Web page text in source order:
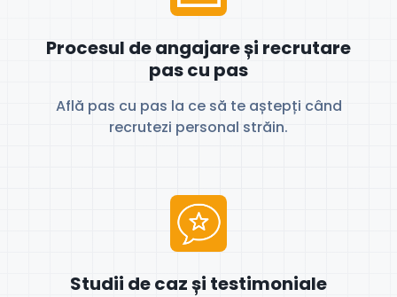
Procesul de angajare și recrutare
pas cu pas
Află pas cu pas la ce să te aștepți când
recrutezi personal străin.
Studii de caz și testimoniale